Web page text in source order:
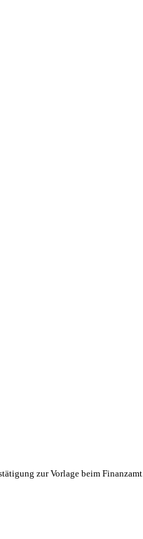
zur Vorlage beim Finanzamt.